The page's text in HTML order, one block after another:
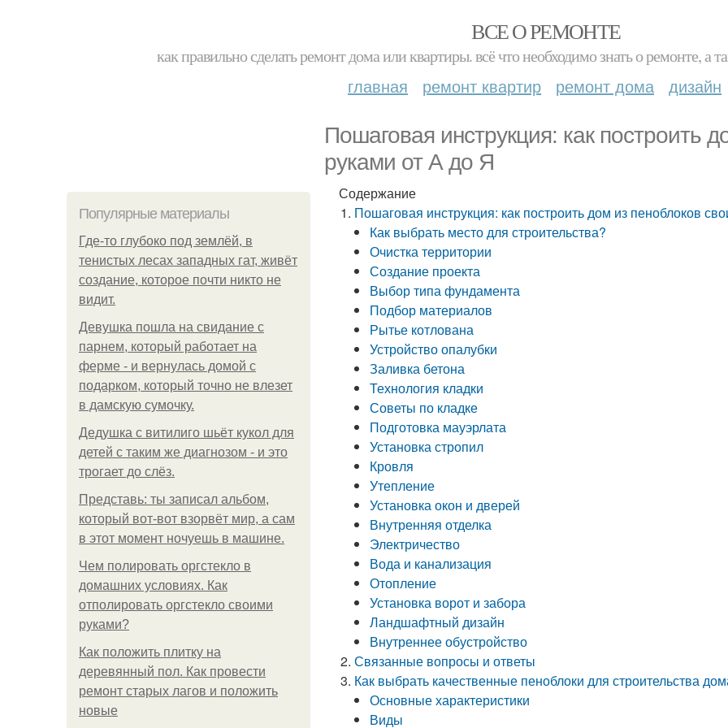
ВСЕ О РЕМОНТЕ
как правильно сделать ремонт дома или квартиры. всё что необходимо знать о ремонте,
главная ремонт квартир ремонт дома дизайн
Пошаговая инструкция: как построить
руками от А до Я
Популярные материалы
Где-то глубоко под землёй, в
тенистых лесах западных гат, живёт
создание, которое почти никто не
видит.
Девушка пошла на свидание с
парнем, который работает на
ферме - и вернулась домой с
подарком, который точно не влезет
в дамскую сумочку.
Дедушка с витилиго шьёт кукол для
детей с таким же диагнозом - и это
трогает до слёз.
Представь: ты записал альбом,
который вот-вот взорвёт мир, а сам
в этот момент ночуешь в машине.
Чем полировать оргстекло в
домашних условиях. Как
отполировать оргстекло своими
руками?
Как положить плитку на
деревянный пол. Как провести
ремонт старых лагов и положить
новые
Содержание
Пошаговая инструкция: как построить дом из пеноблоков
Как выбрать место для строительства?
Очистка территории
Создание проекта
Выбор типа фундамента
Подбор материалов
Рытье котлована
Устройство опалубки
Заливка бетона
Технология кладки
Советы по кладке
Подготовка мауэрлата
Установка стропил
Кровля
Утепление
Установка окон и дверей
Внутренняя отделка
Электричество
Вода и канализация
Отопление
Установка ворот и забора
Ландшафтный дизайн
Внутреннее обустройство
Связанные вопросы и ответы
Как выбрать качественные пеноблоки для строительства
Основные характеристики
Виды